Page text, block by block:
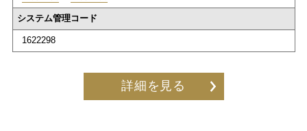
システム管理コード
1622298
詳細を見る